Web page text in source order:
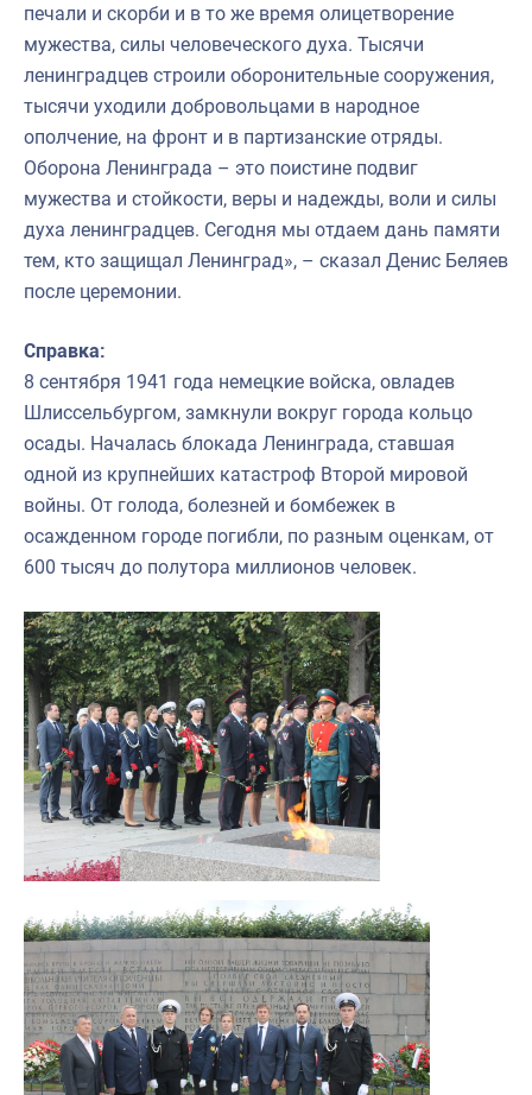
печали и скорби и в то же время олицетворение
мужества, силы человеческого духа. Тысячи
ленинградцев строили оборонительные сооружения,
тысячи уходили добровольцами в народное
ополчение, на фронт и в партизанские отряды.
Оборона Ленинграда – это поистине подвиг
мужества и стойкости, веры и надежды, воли и силы
духа ленинградцев. Сегодня мы отдаем дань памяти
тем, кто защищал Ленинград», – сказал Денис Беляев
после церемонии.
Справка:
8 сентября 1941 года немецкие войска, овладев
Шлиссельбургом, замкнули вокруг города кольцо
осады. Началась блокада Ленинграда, ставшая
одной из крупнейших катастроф Второй мировой
войны. От голода, болезней и бомбежек в
осажденном городе погибли, по разным оценкам, от
600 тысяч до полутора миллионов человек.